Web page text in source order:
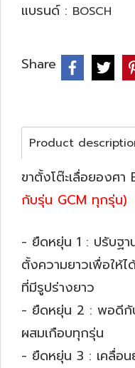
แบรนด์ : BOSCH
Share
Product
ขาตั้งโต๊ะเลื่อยองศ
กับรุ่น GCM ทุกรุ่น)
- ยืดหยุ่น 1 : ปรับฐา
ตั้งความยาวเพื่อให้
ที่มีรูปร่างยาว
- ยืดหยุ่น 2 : พอดีกั
ผสมเกือบทุกรุ่น
- ยืดหยุ่น 3 : เคลื่อน